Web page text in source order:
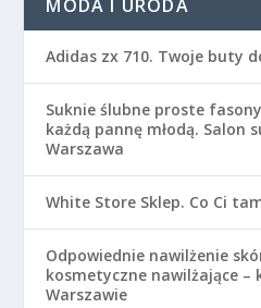
MODA I URODA
Adidas zx 710. Twoje buty
Suknie ślubne proste
każdą pannę młodą. Salon
Warszawa
White Store Sklep. Co Ci
Odpowiednie nawilżenie
kosmetyczne nawilżające –
Warszawie